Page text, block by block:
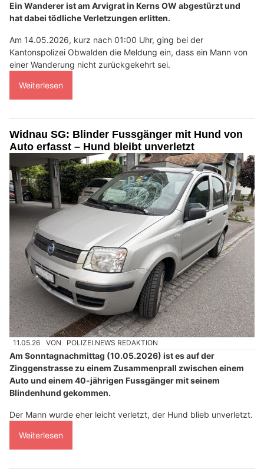
Ein Wanderer ist am Arvigrat in Kerns OW abgestürzt und
hat dabei tödliche Verletzungen erlitten.
Am 14.05.2026, kurz nach 01:00 Uhr, ging bei der
Kantonspolizei Obwalden die Meldung ein, dass ein Mann von
einer Wanderung nicht zurückgekehrt sei.
Weiterlesen
Widnau SG: Blinder Fussgänger mit Hund von
Auto erfasst – Hund bleibt unverletzt
11.05.26 VON POLIZEI.NEWS REDAKTION
Am Sonntagnachmittag (10.05.2026) ist es auf der
Zinggenstrasse zu einem Zusammenprall zwischen einem
Auto und einem 40-jährigen Fussgänger mit seinem
Blindenhund gekommen.
Der Mann wurde eher leicht verletzt, der Hund blieb unverletzt.
Weiterlesen